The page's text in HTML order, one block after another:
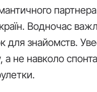
Водночас
знайомств.
а не навколо